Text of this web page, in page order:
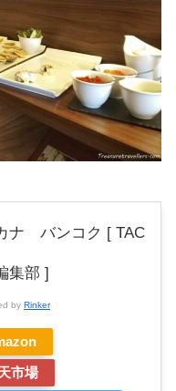
ナ バンコク [ TAC
集部 ]
by Rinker
市場